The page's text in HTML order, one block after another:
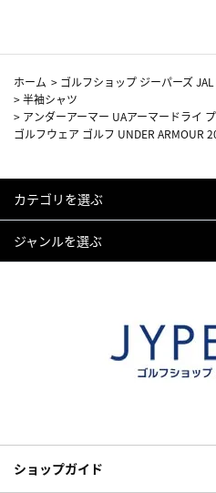
ホーム > ゴルフショップ ジーパーズ
>半袖シャツ
> アンダーアーマー UAアーマードライ
ゴルフウェア ゴルフ UNDER ARMOUR
カテゴリを選ぶ
ジャンルを選ぶ
ショップガイド